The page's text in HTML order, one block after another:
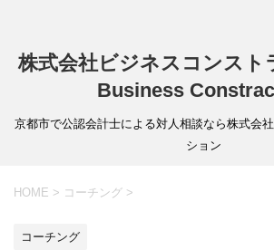
株式会社ビジネスコンス
Business
京都市で公認会計士による対人相談なら株式会
ション
HOME > コーチング >
コーチング